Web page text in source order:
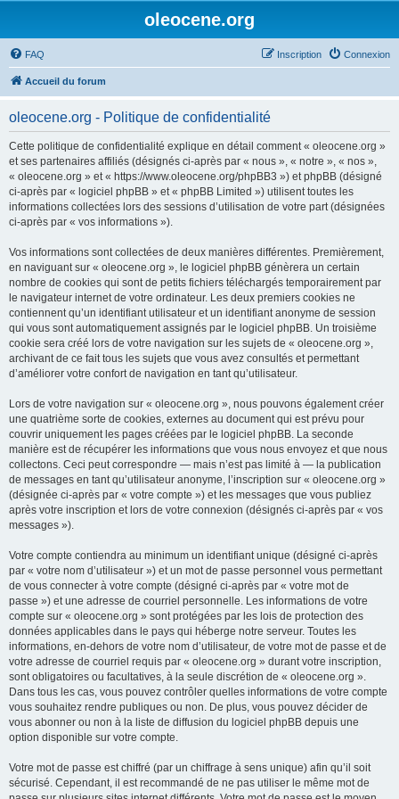
oleocene.org
FAQ Connexion
Inscription
Accueil du forum
oleocene.org - Politique de confidentialité
Cette politique de confidentialité explique en détail comment « oleocene.org »
et ses partenaires affiliés (désignés ci-après par « nous », « notre », « nos »,
« oleocene.org » et « https://www.oleocene.org/phpBB3 ») et phpBB (désigné
ci-après par « logiciel phpBB » et « phpBB Limited ») utilisent toutes les
informations collectées lors des sessions d’utilisation de votre part (désignées
ci-après par « vos informations »).
Vos informations sont collectées de deux manières différentes. Premièrement,
en naviguant sur « oleocene.org », le logiciel phpBB génèrera un certain
nombre de cookies qui sont de petits fichiers téléchargés temporairement par
le navigateur internet de votre ordinateur. Les deux premiers cookies ne
contiennent qu’un identifiant utilisateur et un identifiant anonyme de session
qui vous sont automatiquement assignés par le logiciel phpBB. Un troisième
cookie sera créé lors de votre navigation sur les sujets de « oleocene.org »,
archivant de ce fait tous les sujets que vous avez consultés et permettant
d’améliorer votre confort de navigation en tant qu’utilisateur.
Lors de votre navigation sur « oleocene.org », nous pouvons également créer
une quatrième sorte de cookies, externes au document qui est prévu pour
couvrir uniquement les pages créées par le logiciel phpBB. La seconde
manière est de récupérer les informations que vous nous envoyez et que nous
collectons. Ceci peut correspondre — mais n’est pas limité à — la publication
de messages en tant qu’utilisateur anonyme, l’inscription sur « oleocene.org »
(désignée ci-après par « votre compte ») et les messages que vous publiez
après votre inscription et lors de votre connexion (désignés ci-après par « vos
messages »).
Votre compte contiendra au minimum un identifiant unique (désigné ci-après
par « votre nom d’utilisateur ») et un mot de passe personnel vous permettant
de vous connecter à votre compte (désigné ci-après par « votre mot de
passe ») et une adresse de courriel personnelle. Les informations de votre
compte sur « oleocene.org » sont protégées par les lois de protection des
données applicables dans le pays qui héberge notre serveur. Toutes les
informations, en-dehors de votre nom d’utilisateur, de votre mot de passe et de
votre adresse de courriel requis par « oleocene.org » durant votre inscription,
sont obligatoires ou facultatives, à la seule discrétion de « oleocene.org ».
Dans tous les cas, vous pouvez contrôler quelles informations de votre compte
vous souhaitez rendre publiques ou non. De plus, vous pouvez décider de
vous abonner ou non à la liste de diffusion du logiciel phpBB depuis une
option disponible sur votre compte.
Votre mot de passe est chiffré (par un chiffrage à sens unique) afin qu’il soit
sécurisé. Cependant, il est recommandé de ne pas utiliser le même mot de